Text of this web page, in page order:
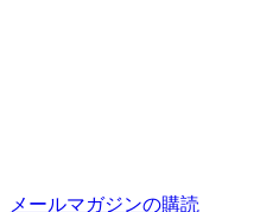
メールマガジンの購読